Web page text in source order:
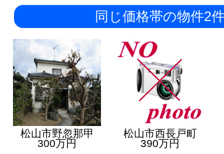
同じ価格帯の物件2
松山市野忽那甲
300万円
松山市西長戸町
390万円